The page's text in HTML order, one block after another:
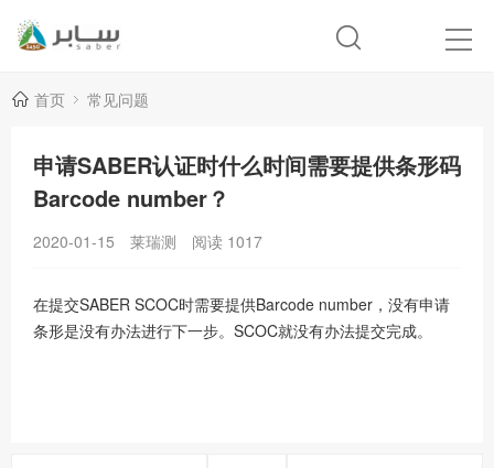
首页 常见问题
申请SABER认证时什么时间需要提供条形码
Barcode number？
2020-01-15 莱瑞测 阅读 1017
在提交SABER SCOC时需要提供Barcode number，没有申请
条形是没有办法进行下一步。SCOC就没有办法提交完成。